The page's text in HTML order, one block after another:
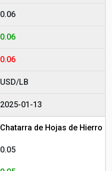
0.06
0.06
0.06
USD/LB
2025-01-13
Chatarra de Hojas de Hierro
0.05